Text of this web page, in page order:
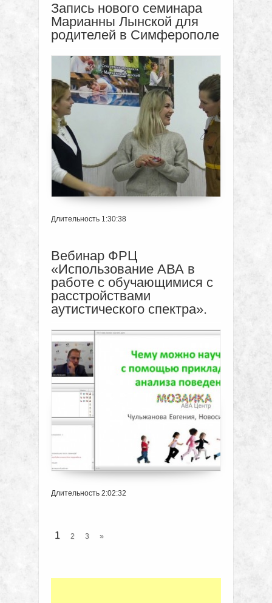
Запись нового семинара
Марианны Лынской для
родителей в Симферополе
Длительность 1:30:38
Вебинар ФРЦ
«Использование АВА в
работе с обучающимися с
расстройствами
аутистического спектра».
Длительность 2:02:32
1 2 3 »